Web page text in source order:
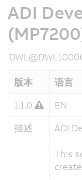
ADI
版本 语言
1.1.0
EN
描述
ADI
This